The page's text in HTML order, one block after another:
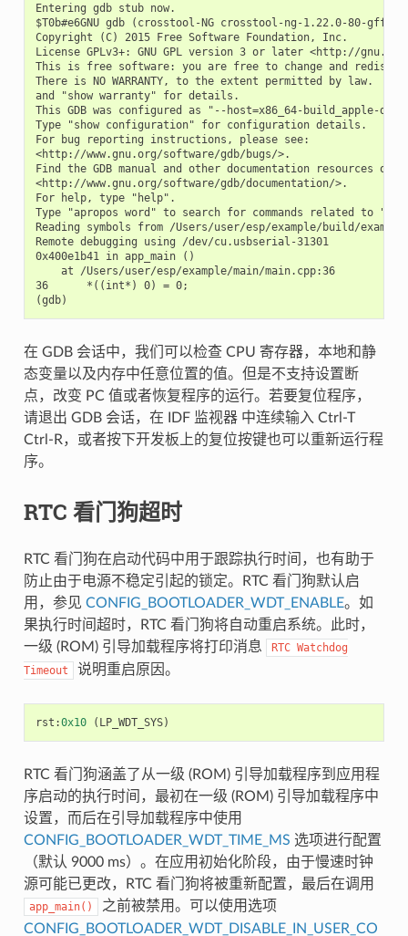
Entering gdb stub now.
$T0b#e6GNU gdb (crosstool-NG crosstool-ng-1.22.0-80-
Copyright (C) 2015 Free Software Foundation, Inc.
License GPLv3+: GNU GPL version 3 or later <http://
This is free software: you are free to change and
There is NO WARRANTY, to the extent permitted by law.
and "show warranty" for details.
This GDB was configured as "--host=x86_64-build_apple-
Type "show configuration" for configuration details.
For bug reporting instructions, please see:
<http://www.gnu.org/software/gdb/bugs/>.
Find the GDB manual and other documentation resources
<http://www.gnu.org/software/gdb/documentation/>.
For help, type "help".
Type "apropos word" to search for commands related to
Reading symbols from /Users/user/esp/example/build/
Remote debugging using /dev/cu.usbserial-31301
0x400e1b41 in app_main ()
    at /Users/user/esp/example/main/main.cpp:36
36      *((int*) 0) = 0;
在 GDB 会话中，我们可以检查 CPU 寄存器，本地和静
态变量以及内存中任意位置的值。但是不支持设置断
点，改变 PC 值或者恢复程序的运行。若要复位程序，
请退出 GDB 会话，在 IDF 监视器 中连续输入 Ctrl-T
Ctrl-R，或者按下开发板上的复位按键也可以重新运行程
序。
RTC 看门狗超时
RTC 看门狗在启动代码中用于跟踪执行时间，也有助于
防止由于电源不稳定引起的锁定。RTC 看门狗默认启
用，参见 CONFIG_BOOTLOADER_WDT_ENABLE。如
果执行时间超时，RTC 看门狗将自动重启系统。此时，
一级 (ROM) 引导加载程序将打印消息
RTC Watchdog
Timeout
说明重启原因。
rst :0x10 ( LP_WDT_SYS)
RTC 看门狗涵盖了从一级 (ROM) 引导加载程序到应用程
序启动的执行时间，最初在一级 (ROM) 引导加载程序中
设置，而后在引导加载程序中使用
CONFIG_BOOTLOADER_WDT_TIME_MS 选项进行配置
（默认 9000 ms）。在应用初始化阶段，由于慢速时钟
源可能已更改，RTC 看门狗将被重新配置，最后在调用
app_main()
之前被禁用。可以使用选项
CONFIG_BOOTLOADER_WDT_DISABLE_IN_USER_CO